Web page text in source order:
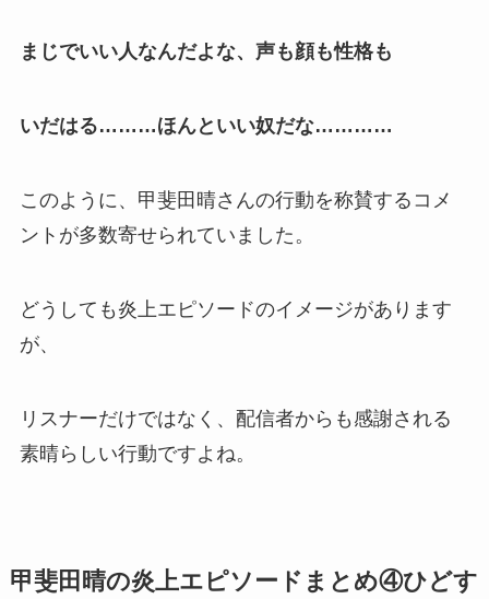
まじでいい人なんだよな、声も顔も性格も
いだはる………ほんといい奴だな…………
このように、甲斐田晴さんの行動を称賛するコメ
ント が多数寄せられていました。
どうしても 炎上エピソードのイメージがあります
が、
リスナーだけではなく、配信者からも感謝される
素晴らしい行動ですよね。
甲斐田晴の炎上エピソードまとめ④ひどす